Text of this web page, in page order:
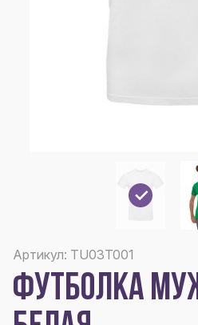
Артикул: TU03T001
ФУТБОЛКА